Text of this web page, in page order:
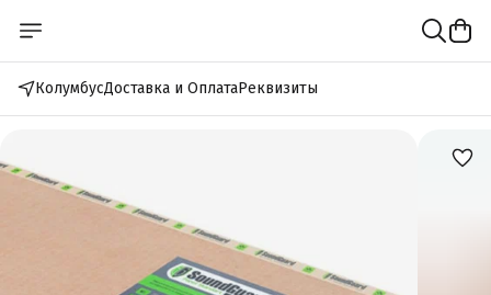
КолумбусДоставка и ОплатаРеквизиты